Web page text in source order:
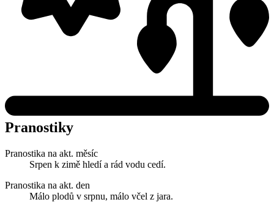
Pranostiky
Pranostika na akt. měsíc
Srpen k zimě hledí a rád vodu cedí.
Pranostika na akt. den
Málo plodů v srpnu, málo včel z jara.